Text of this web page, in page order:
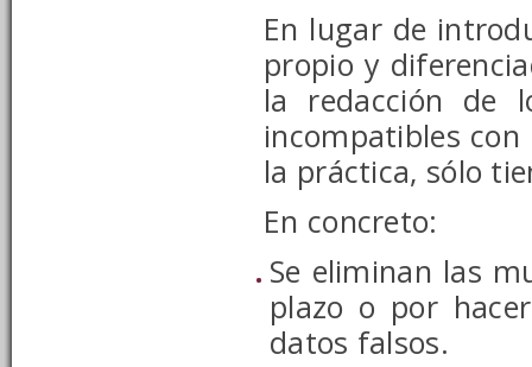
En lugar de
propio y
la redacción de
incompatibles
la práctica, sólo
En concreto:
Se eliminan las
plazo o por
datos falsos.